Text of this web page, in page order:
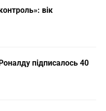
вік
підписалось 40